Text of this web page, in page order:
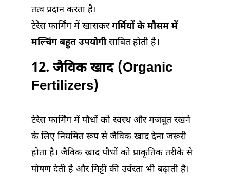
तत्व प्रदान करता है।
टेरेस फार्मिंग में खासकरगर्मियों के मौसम में
मल्चिंग बहुत उपयोगीसाबित होती है।
12. जैविक खाद (Organic
Fertilizers)
टेरेस फार्मिंग में पौधों को स्वस्थ और मजबूत रखने
के लिए नियमित रूप से जैविक खाद देना जरूरी
होता है। जैविक खाद पौधों को प्राकृतिक तरीके से
पोषण देती है और मिट्टी की उर्वरता भी बढ़ाती है।